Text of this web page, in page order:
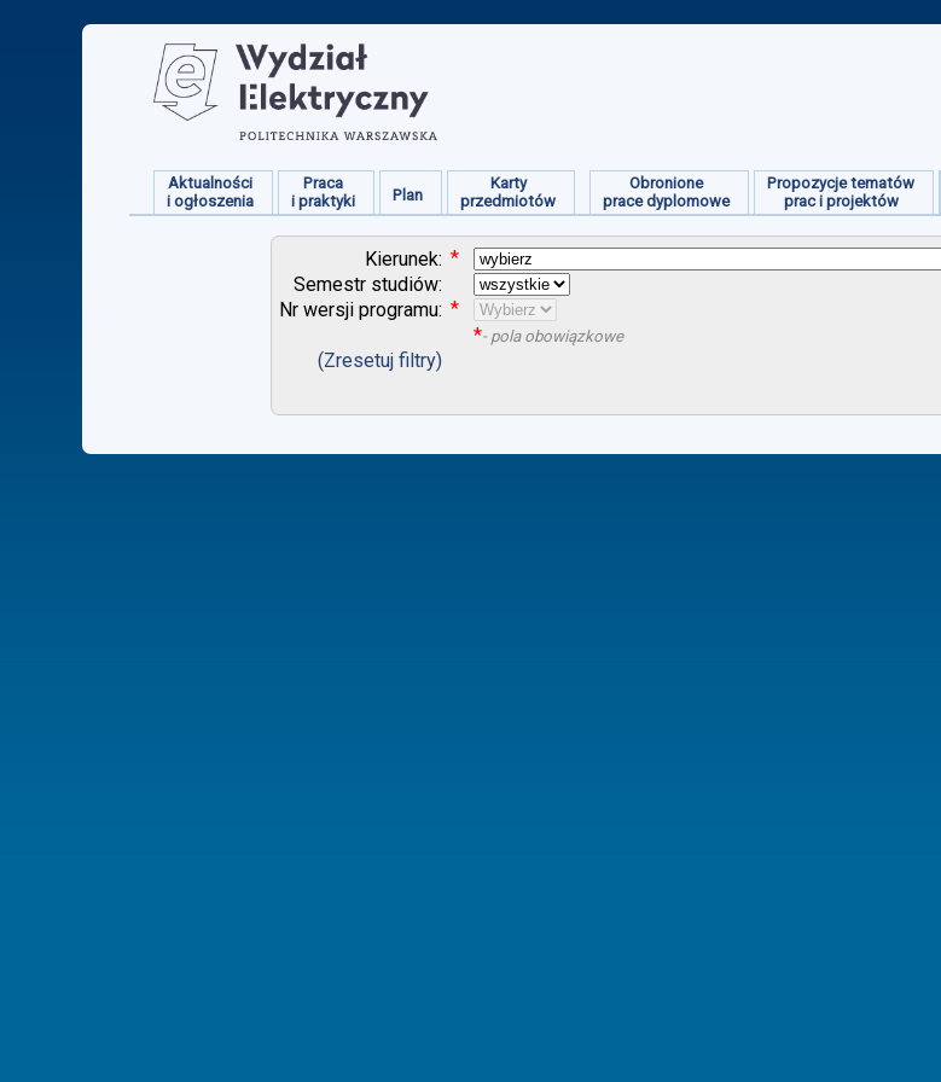
Aktualności
i ogłoszenia
Praca
i praktyki
Plan
Karty
przedmiotów
Obronione
prace dyplomowe
Propozycje tematów
prac i projektów
Kierunek: *
Semestr studiów:
Nr wersji programu: *
*- pola obowiązkowe
(Zresetuj filtry)